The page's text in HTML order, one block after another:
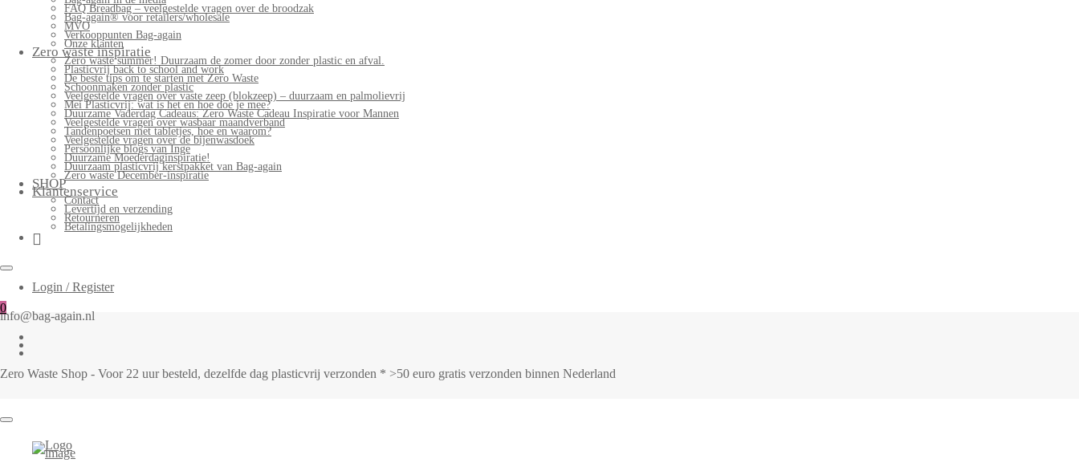
FAQ Breadbag – veelgestelde vragen over de broodzak
Bag-again® voor retailers/wholesale
MVO
Verkooppunten Bag-again
Onze klanten
Zero waste inspiratie
Zero waste summer! Duurzaam de zomer door zonder plastic en afval.
Plasticvrij back to school and work
De beste tips om te starten met Zero Waste
Schoonmaken zonder plastic
Veelgestelde vragen over vaste zeep (blokzeep) – duurzaam en palmolievrij
Mei Plasticvrij: wat is het en hoe doe je mee?
Duurzame Vaderdag Cadeaus: Zero Waste Cadeau Inspiratie voor Mannen
Veelgestelde vragen over wasbaar maandverband
Tandenpoetsen met tabletjes, hoe en waarom?
Veelgestelde vragen over de bijenwasdoek
Persoonlijke blogs van Inge
Duurzame Moederdaginspiratie!
Duurzaam plasticvrij kerstpakket van Bag-again
Zero waste December-inspiratie
SHOP
Klantenservice
Contact
Levertijd en verzending
Retourneren
Betalingsmogelijkheden
Login / Register
0
info@bag-again.nl
Zero Waste Shop - Voor 22 uur besteld, dezelfde dag plasticvrij verzonden * >50 euro gratis verzonden binnen Nederland